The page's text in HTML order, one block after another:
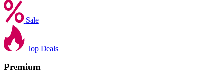
Sale
Top Deals
Premium